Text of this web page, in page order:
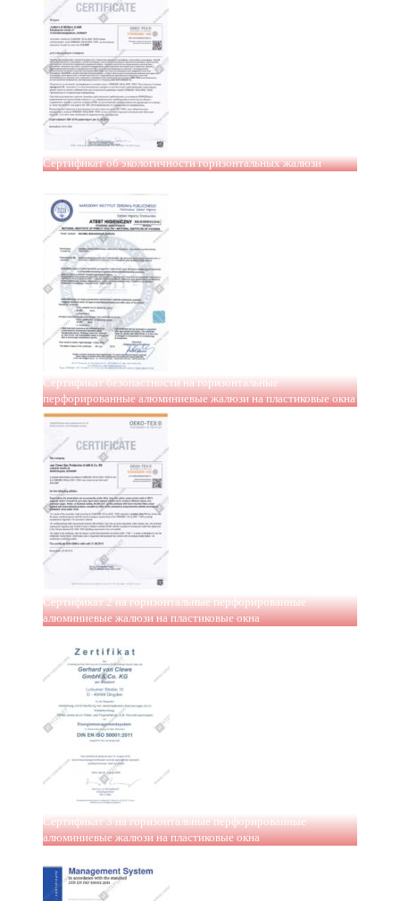
Сертификат об экологичности горизонтальных жалюзи
Сертификат безопастности на горизонтальные
перфорированные алюминиевые жалюзи на пластиковые окна
Сертификат 2 на горизонтальные перфорированные
алюминиевые жалюзи на пластиковые окна
Сертификат 3 на горизонтальные перфорированные
алюминиевые жалюзи на пластиковые окна